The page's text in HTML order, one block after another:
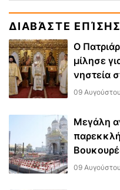
ΔΙΑΒΆΣΤΕ ΕΠΊΣΗΣ
Ο
μίλησε
νηστεία
09
Μεγάλη
09